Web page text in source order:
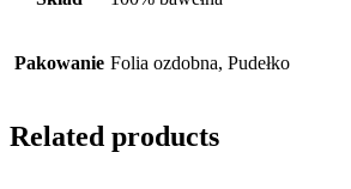
Pakowanie Folia ozdobna, Pudełko
Related products